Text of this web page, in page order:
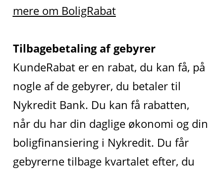
mere om BoligRabat
Tilbagebetaling af gebyrer
KundeRabat er en rabat, du kan få, på
nogle af de gebyrer, du betaler til
Nykredit Bank. Du kan få rabatten,
når du har din daglige økonomi og din
boligfinansiering i Nykredit. Du får
gebyrerne tilbage kvartalet efter, du